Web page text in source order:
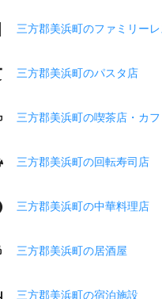
三方郡美浜町のファミリー
三方郡美浜町のパスタ店
三方郡美浜町の喫茶店・カフ
三方郡美浜町の回転寿司店
三方郡美浜町の中華料理店
三方郡美浜町の居酒屋
三方郡美浜町の宿泊施設